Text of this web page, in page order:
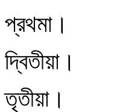
প্রথমা।
দ্বিতীয়া।
তৃতীয়া। মো